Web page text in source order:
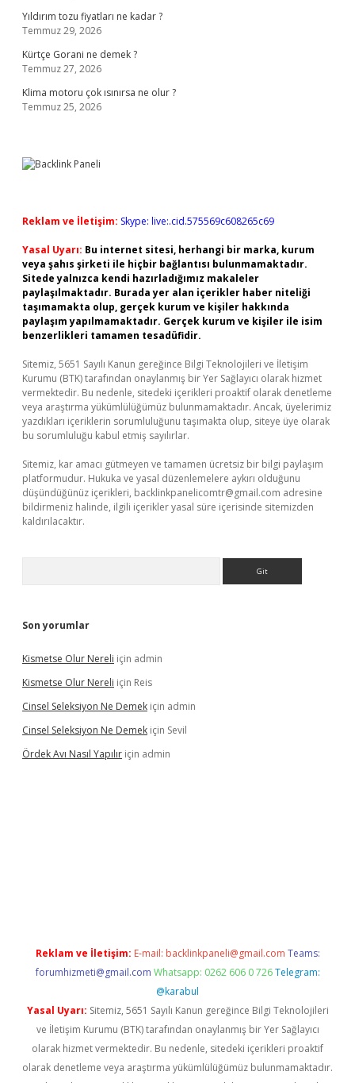
Yıldırım tozu fiyatları ne kadar ?
Temmuz 29, 2026
Kürtçe Gorani ne demek ?
Temmuz 27, 2026
Klima motoru çok ısınırsa ne olur ?
Temmuz 25, 2026
Reklam ve İletişim: Skype: live:.cid.575569c608265c69
Yasal Uyarı: Bu internet sitesi, herhangi bir marka, kurum
veya şahıs şirketi ile hiçbir bağlantısı bulunmamaktadır.
Sitede yalnızca kendi hazırladığımız makaleler
paylaşılmaktadır. Burada yer alan içerikler haber niteliği
taşımamakta olup, gerçek kurum ve kişiler hakkında
paylaşım yapılmamaktadır. Gerçek kurum ve kişiler ile isim
benzerlikleri tamamen tesadüfidir.
Sitemiz, 5651 Sayılı Kanun gereğince Bilgi Teknolojileri ve İletişim
Kurumu (BTK) tarafından onaylanmış bir Yer Sağlayıcı olarak hizmet
vermektedir. Bu nedenle, sitedeki içerikleri proaktif olarak denetleme
veya araştırma yükümlülüğümüz bulunmamaktadır. Ancak, üyelerimiz
yazdıkları içeriklerin sorumluluğunu taşımakta olup, siteye üye olarak
bu sorumluluğu kabul etmiş sayılırlar.
Sitemiz, kar amacı gütmeyen ve tamamen ücretsiz bir bilgi paylaşım
platformudur. Hukuka ve yasal düzenlemelere aykırı olduğunu
düşündüğünüz içerikleri, backlinkpanelicomtr@gmail.com adresine
bildirmeniz halinde, ilgili içerikler yasal süre içerisinde sitemizden
kaldırılacaktır.
Son yorumlar
Kismetse Olur Nereli için admin
Kismetse Olur Nereli için Reis
Cinsel Seleksiyon Ne Demek için admin
Cinsel Seleksiyon Ne Demek için Sevil
Ördek Avı Nasıl Yapılır için admin
Reklam ve İletişim: E-mail: backlinkpaneli@gmail.com Teams:
forumhizmeti@gmail.com Whatsapp: 0262 606 0 726 Telegram:
@karabul
Yasal Uyarı: Sitemiz, 5651 Sayılı Kanun gereğince Bilgi Teknolojileri
ve İletişim Kurumu (BTK) tarafından onaylanmış bir Yer Sağlayıcı
olarak hizmet vermektedir. Bu nedenle, sitedeki içerikleri proaktif
olarak denetleme veya araştırma yükümlülüğümüz bulunmamaktadır.